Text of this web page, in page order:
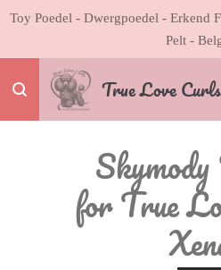
Ga
de
hoofdinhoud
True Love
Toy Poedel - Dwergpoedel - Erkend
Pelt -
for True